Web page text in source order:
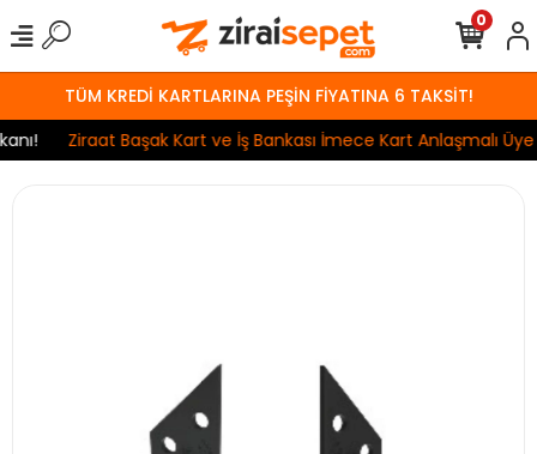
TÜM KREDİ KARTLARINA PEŞİN FİYATINA 6 TAKSİT!
Ziraat Başak Kart ve İş Bankası İmece Kart Anlaşmalı Üye
0